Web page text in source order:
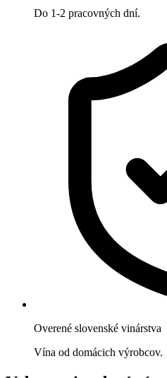
Do 1-2 pracovných dní.
Overené slovenské vinárstva
Vína od domácich výrobcov.